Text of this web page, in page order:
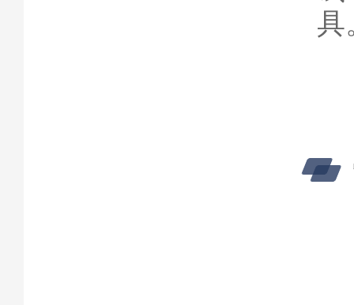
具